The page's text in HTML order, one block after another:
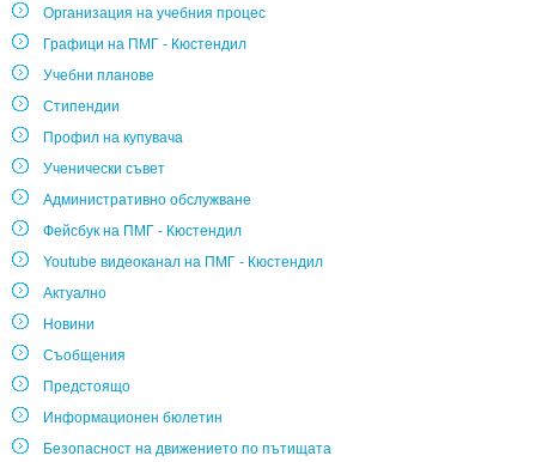
Организация на учебния процес
Графици на ПМГ - Кюстендил
Учебни планове
Стипендии
Профил на купувача
Ученически съвет
Административно обслужване
Фейсбук на ПМГ - Кюстендил
Youtube видеоканал на ПМГ - Кюстендил
Актуално
Новини
Съобщения
Предстоящо
Информационен бюлетин
Безопасност на движението по пътищата